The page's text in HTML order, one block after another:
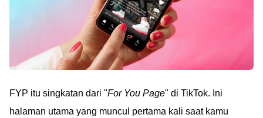
FYP itu singkatan dari "For You Page" di TikTok. Ini
halaman utama yang muncul pertama kali saat kamu